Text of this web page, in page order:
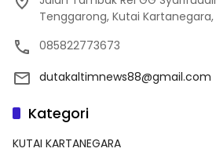
Tenggarong, Kutai Kartanegara,
085822773673
dutakaltimnews88@gmail.com
Kategori
KUTAI KARTANEGARA